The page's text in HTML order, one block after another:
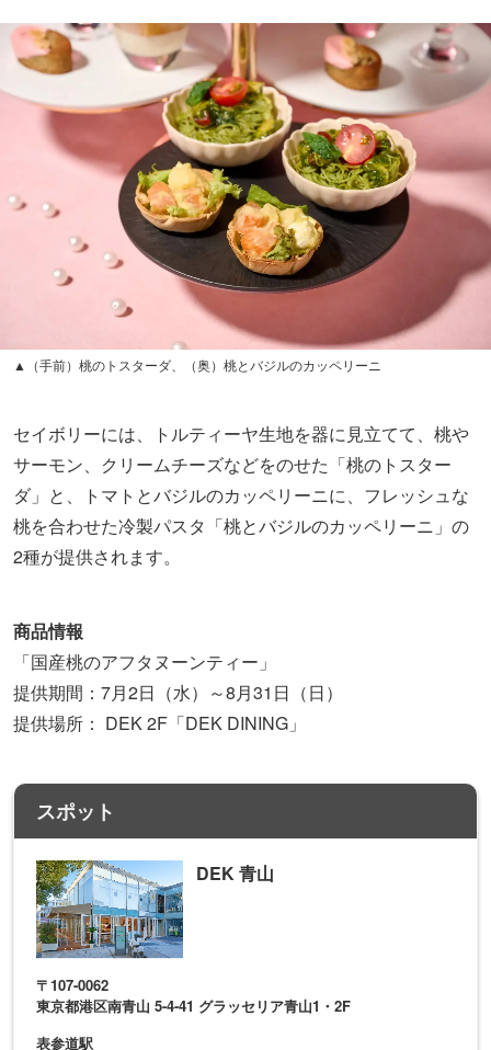
▲（手前）桃のトスターダ、（奥）桃とバジルのカッペリーニ
セイボリーには、トルティーヤ生地を器に見立てて、桃や
サーモン、クリームチーズなどをのせた「桃のトスター
ダ」と、トマトとバジルのカッペリーニに、フレッシュな
桃を合わせた冷製パスタ「桃とバジルのカッペリーニ」の
2種が提供されます。
商品情報
「国産桃のアフタヌーンティー」
提供期間：7月2日（水）～8月31日（日）
提供場所： DEK 2F「DEK DINING」
スポット
DEK 青山
〒107-0062
東京都港区南青山 5-4-41 グラッセリア青山1・2F
表参道駅